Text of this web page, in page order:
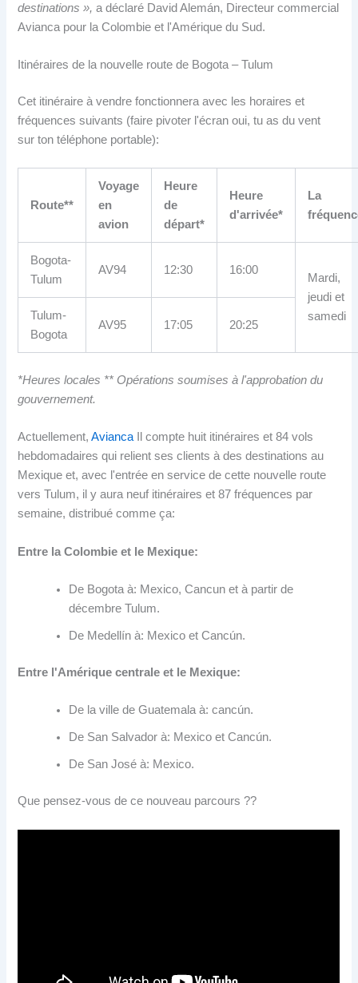
destinations »,a déclaré David Alemán, Directeur commercial
Avianca pour la Colombie et l'Amérique du Sud.
Itinéraires de la nouvelle route de Bogota – Tulum
Cet itinéraire à vendre fonctionnera avec les horaires et
fréquences suivants (faire pivoter l'écran oui, tu as du vent
sur ton téléphone portable):
Route**
Voyage
en
avion
Heure
de
départ*
Heure
d'arrivée*
La
Bogota-
Tulum
AV94 12:30 16:00
Mardi,
jeudi et
samedi
Tulum-
Bogota
AV95 17:05 20:25
*Heures locales ** Opérations soumises à l'approbation du
gouvernement.
Actuellement,AviancaIl compte huit itinéraires et 84 vols
hebdomadaires qui relient ses clients à des destinations au
Mexique et, avec l'entrée en service de cette nouvelle route
vers Tulum, il y aura neuf itinéraires et 87 fréquences par
semaine, distribué comme ça:
Entre la Colombie et le Mexique:
De Bogota à: Mexico, Cancun et à partir de
décembre Tulum.
De Medellín à: Mexico et Cancún.
Entre l'Amérique centrale et le Mexique:
De la ville de Guatemala à: cancún.
De San Salvador à: Mexico et Cancún.
De San José à: Mexico.
Que pensez-vous de ce nouveau parcours ??